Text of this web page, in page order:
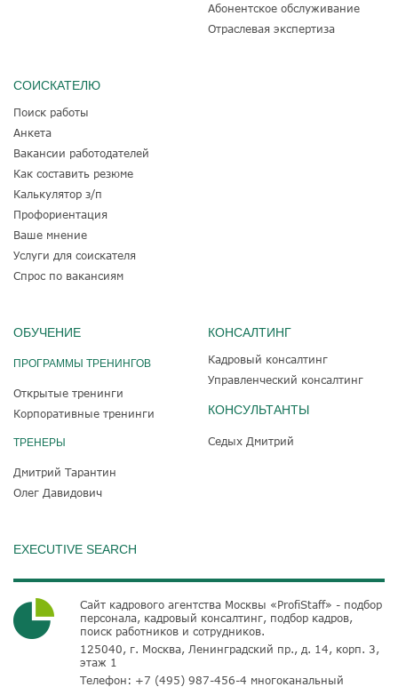
Абонентское обслуживание
Отраслевая экспертиза
СОИСКАТЕЛЮ
Поиск работы
Анкета
Вакансии работодателей
Как составить резюме
Калькулятор з/п
Профориентация
Ваше мнение
Услуги для соискателя
Спрос по вакансиям
ОБУЧЕНИЕ
ПРОГРАММЫ ТРЕНИНГОВ
Открытые тренинги
Корпоративные тренинги
ТРЕНЕРЫ
Дмитрий Тарантин
Олег Давидович
КОНСАЛТИНГ
Кадровый консалтинг
Управленческий консалтинг
КОНСУЛЬТАНТЫ
Седых Дмитрий
EXECUTIVE SEARCH
Сайт кадрового агентства Москвы «ProfiStaff» - подбор
персонала, кадровый консалтинг, подбор кадров,
поиск работников и сотрудников.
125040, г. Москва, Ленинградский пр., д. 14, корп. 3,
этаж 1
Телефон: +7 (495) 987-456-4 многоканальный